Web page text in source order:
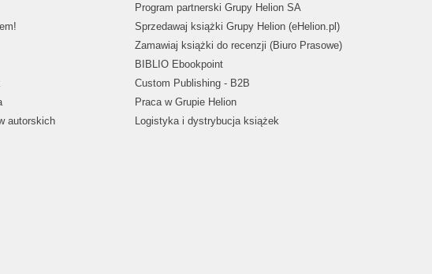
autorskich
Program partnerski Grupy Helion SA
Sprzedawaj książki Grupy Helion (eHelion.pl)
Zamawiaj książki do recenzji (Biuro Prasowe)
BIBLIO Ebookpoint
Custom Publishing - B2B
Praca w Grupie Helion
Logistyka i dystrybucja książek